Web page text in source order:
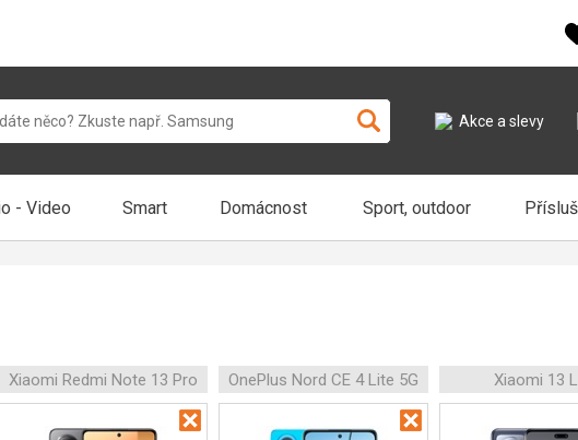
Akce a slevy
- Video Smart Domácnost Sport, outdoor
Xiaomi Redmi Note 13 Pro OnePlus Nord CE 4 Lite 5G Xiaomi 13